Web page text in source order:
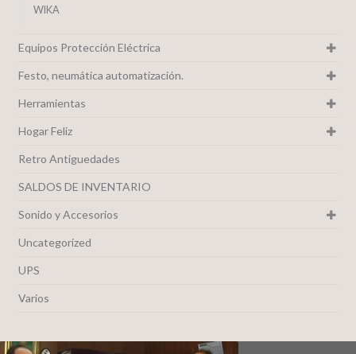
WIKA
Equipos Protección Eléctrica
Festo, neumática automatización.
Herramientas
Hogar Feliz
Retro Antiguedades
SALDOS DE INVENTARIO
Sonido y Accesorios
Uncategorized
UPS
Varios